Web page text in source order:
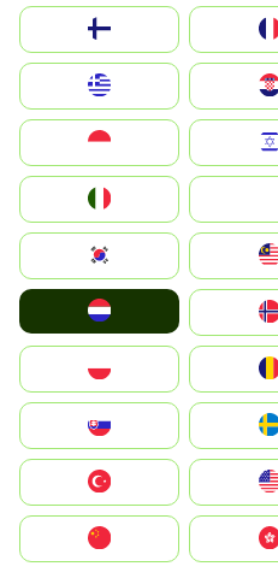
United Kingdom
Magyarország
South Korea
United States
中國香港特別行政區